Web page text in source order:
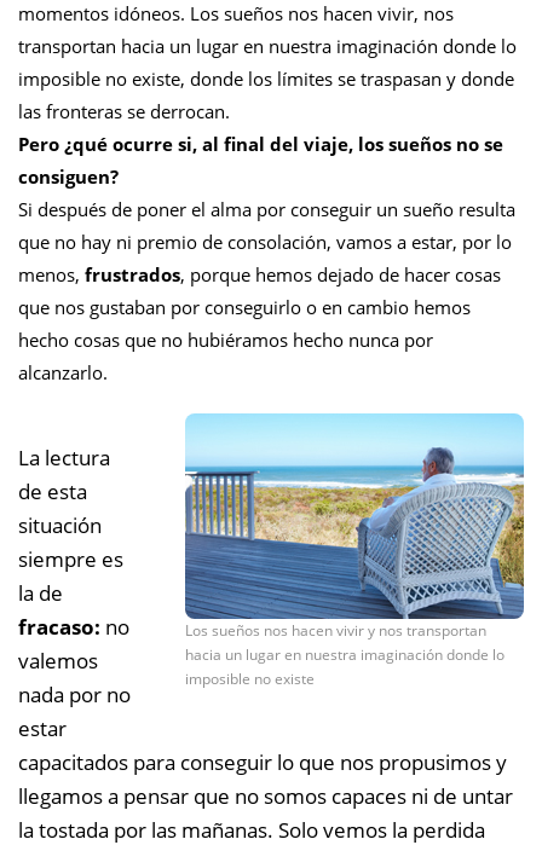
momentos idóneos. Los sueños nos hacen vivir, nos
transportan hacia un lugar en nuestra imaginación donde lo
imposible no existe, donde los límites se traspasan y donde
las fronteras se derrocan.
Pero ¿qué ocurre si, al final del viaje, los sueños no se
consiguen?
Si después de poner el alma por conseguir un sueño resulta
que no hay ni premio de consolación, vamos a estar, por lo
menos, frustrados, porque hemos dejado de hacer cosas
que nos gustaban por conseguirlo o en cambio hemos
hecho cosas que no hubiéramos hecho nunca por
alcanzarlo.
Los sueños nos hacen vivir y nos transportan
hacia un lugar en nuestra imaginación donde lo
imposible no existe
La lectura
de esta
situación
siempre es
la de
fracaso: no
valemos
nada por no
estar
capacitados para conseguir lo que nos propusimos y
llegamos a pensar que no somos capaces ni de untar
la tostada por las mañanas. Solo vemos la perdida